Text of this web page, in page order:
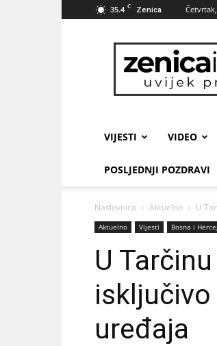
35.4 C Zenica
VIJESTI VIDEO
POSLJEDNJI POZDRAVI
Naslovnica Aktuelno U
Aktuelno Vijesti Bosna i
U
uređaja